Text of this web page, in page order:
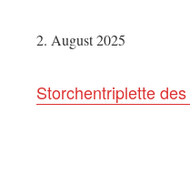
2. August 2025
Storchentriplette